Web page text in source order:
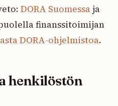
DORA Suomessa ja
finanssitoimijan
DORA-ohjelmistoa.
henkilöstön